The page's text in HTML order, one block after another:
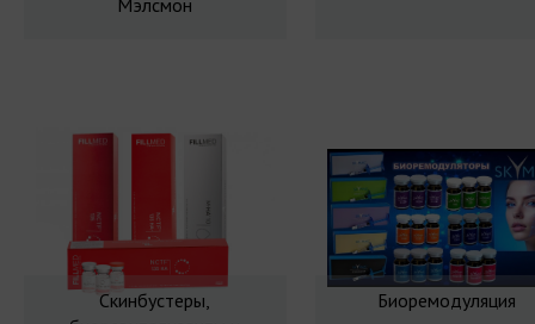
Мэлсмон
Скинбустеры,
Биоремодуляция